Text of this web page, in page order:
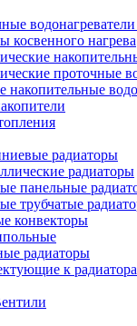
косвенного нагрева
проточные
накопительные
радиаторы
радиаторы
панельные
трубчатые
конвекторы
радиаторы
к